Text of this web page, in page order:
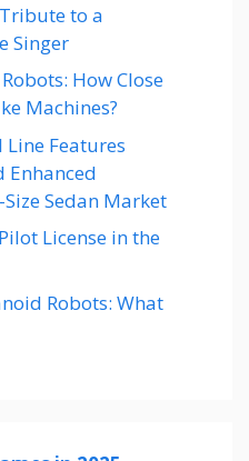
to a
Singer
How Close
Machines?
Features
Enhanced
Sedan Market
License in the
Robots: What